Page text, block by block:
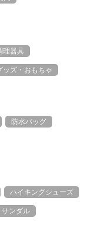
理器具
ッズ・おもちゃ
防水バッグ
ハイキングシューズ
サンダル